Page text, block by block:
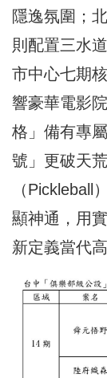
隱逸氛圍；
則配置三水
市中心七期
響豪華電影
格」備有專
號」更破天
（Pickleball
顯神通，用
新定義當代